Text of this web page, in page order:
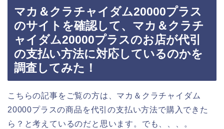
マカ＆クラチャイダム20000プラス
のサイトを確認して、マカ＆クラチ
ャイダム20000プラスのお店が代引
の支払い方法に対応しているのかを
調査してみた！
こちらの記事をご覧の方は、マカ＆クラチャイダム
20000プラスの商品を代引の支払い方法で購入できた
ら？と考えているのだと思います。でも、、、。